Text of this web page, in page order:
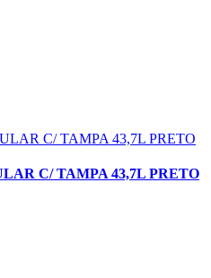
C/ TAMPA 43,7L PRETO